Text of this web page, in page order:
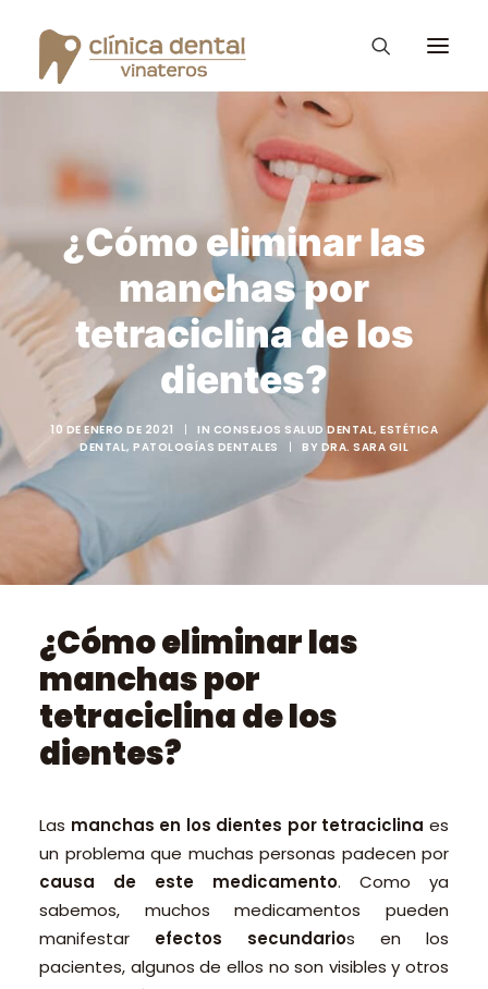
Ortodoncia Invisible
Diseño de Sonrisa
Vinateros Kids
Tratamientos
La clínica Dental
Consejos – Blog
PROMOCIONES
PEDIR CITA ONLINE
¿Cómo eliminar las
manchas por
tetraciclina de los
dientes?
10 DE ENERO DE 2021 | IN CONSEJOS SALUD DENTAL, ESTÉTICA
DENTAL, PATOLOGÍAS DENTALES | BY DRA. SARA GIL
¿Cómo eliminar las
manchas por
tetraciclina de los
dientes?
Las manchas en los dientes por tetraciclina es
un problema que muchas personas padecen por
causa de este medicamento. Como ya
sabemos, muchos medicamentos pueden
manifestar efectos secundarios en los
pacientes, algunos de ellos no son visibles y otros